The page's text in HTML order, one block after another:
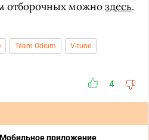
отборочных можноздесь.
Team Odium V-tune
4
Мобильное приложение